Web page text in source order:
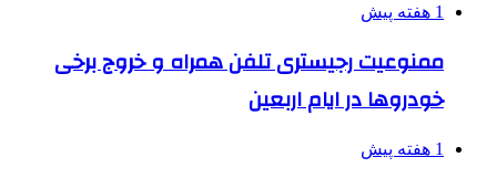
1 هفته پیش
ممنوعیت رجیستری تلفن همراه و خروج برخی
خودروها در ایام اربعین
1 هفته پیش